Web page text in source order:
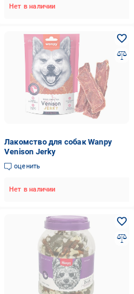
Нет в наличии
Лакомство для собак Wanpy
Venison Jerky
оценить
Нет в наличии